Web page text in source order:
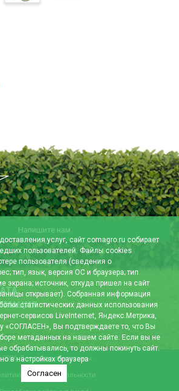
Напишите нам
Все права защищены.
конфиденциальности
услуг, сайт comagro.ru собирает
пользователей. Файлы cookies
пользователя (сведения о
тип, язык, версия ОС и браузера; тип
экрана; источник, откуда пришел на сайт
открывает). Собранная информация
статистических данных использования
сервисов LiveInternet, Яндекс.Метрика,
«СОГЛАСЕН», Вы подтверждаете то, что Вы
метаданных на нашем сайте. Если вы не
обрабатывались, то должны покинуть сайт.
в настройках браузера
Согласен